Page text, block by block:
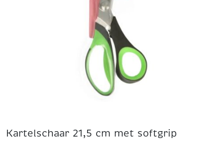
Kartelschaar 21,5 cm met softgrip